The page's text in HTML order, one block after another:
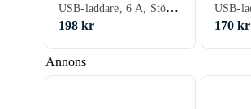
Annons
120W
USB-laddare, 6 A, Stöd för snabbladdning, 1 st, Stöd för snabbladdning, GaN-laddare
198 kr
170 kr